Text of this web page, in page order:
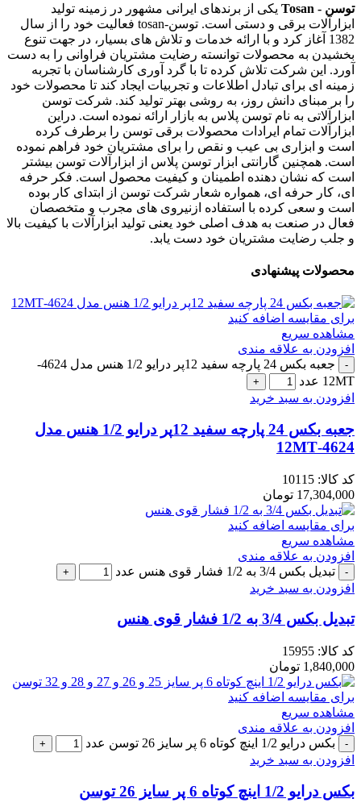
توسن - Tosan
یکی از برندهای ایرانی مشهور در زمینه تولید
ابزارآلات برقی و دستی است. توسن-tosan فعالیت خود را از سال
1382 آغاز کرد و با ارائه خدمات و تلاش های بسیار، در جهت تنوع
بخشیدن به محصولات توانسته رضایت مشتریان فراوانی را به دست
آورد. این شرکت تلاش کرده تا با گرد آوری کارشناسان با تجربه
زمینه ای برای تبادل اطلاعات و تجربیات ایجاد کند تا محصولات خود
را بر مبنای دانش روز، به روشی بهتر تولید کند. شرکت توسن
ابزارآلاتی به نام توسن پلاس به بازار ارائه نموده است. دراین
ابزارآلات تمام ایرادات محصولات برقی توسن را برطرف کرده
است و ابزاری بی عیب و نقص را برای مشتریان خود فراهم نموده
است. همچنین گارانتی ابزار توسن پلاس از ابزارآلات توسن بیشتر
است که نشان دهنده اطمینان و کیفیت محصول است. فکر حرفه
ای، کار حرفه ای، همواره شعار شرکت توسن از ابتدای کار بوده
است و سعی کرده با استفاده ازنیروی های مجرب و متخصصان
فعال در صنعت به هدف اصلی خود یعنی تولید ابزارآلات با کیفیت بالا
و جلب رضایت مشتریان خود دست یابد.
محصولات پیشنهادی
برای مقایسه اضافه کنید
مشاهده سریع
افزودن به علاقه مندی
جعبه بکس 24 پارچه سفید 12پر درایو 1/2 هنس مدل 4624-
12MT عدد
افزودن به سبد خرید
جعبه بکس 24 پارچه سفید 12پر درایو 1/2 هنس مدل
4624-12MT
کد کالا: 10115
17,304,000 تومان
برای مقایسه اضافه کنید
مشاهده سریع
افزودن به علاقه مندی
تبدیل بکس 3/4 به 1/2 فشار قوی هنس عدد
افزودن به سبد خرید
تبدیل بکس 3/4 به 1/2 فشار قوی هنس
کد کالا: 15955
1,840,000 تومان
برای مقایسه اضافه کنید
مشاهده سریع
افزودن به علاقه مندی
بکس درایو 1/2 اینچ کوتاه 6 پر سایز 26 توسن عدد
افزودن به سبد خرید
بکس درایو 1/2 اینچ کوتاه 6 پر سایز 26 توسن